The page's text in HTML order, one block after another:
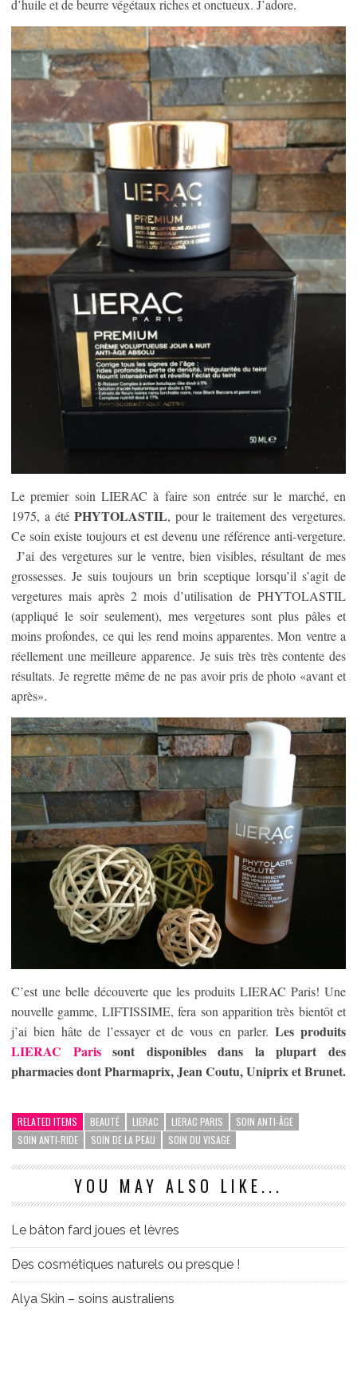
d’huile et de beurre végétaux riches et onctueux. J’adore.
Le premier soin LIERAC à faire son entrée sur le marché, en
1975, a été PHYTOLASTIL, pour le traitement des vergetures.
Ce soin existe toujours et est devenu une référence anti-vergeture.
J’ai des vergetures sur le ventre, bien visibles, résultant de mes
grossesses. Je suis toujours un brin sceptique lorsqu’il s’agit de
vergetures mais après 2 mois d’utilisation de PHYTOLASTIL
(appliqué le soir seulement), mes vergetures sont plus pâles et
moins profondes, ce qui les rend moins apparentes. Mon ventre a
réellement une meilleure apparence. Je suis très très contente des
résultats. Je regrette même de ne pas avoir pris de photo «avant et
après».
C’est une belle découverte que les produits LIERAC Paris! Une
nouvelle gamme, LIFTISSIME, fera son apparition très bientôt et
j’ai bien hâte de l’essayer et de vous en parler. Les produits
LIERAC Parissont disponibles dans la plupart des
pharmacies dont Pharmaprix, Jean Coutu, Uniprix et Brunet.
RELATED ITEMS BEAUTÉ LIERAC LIERAC PARIS
SOIN ANTI-ÂGE
SOIN ANTI-RIDE
SOIN DE LA PEAU SOIN DU VISAGE
YOU MAY ALSO LIKE...
Le bâton fard joues et lèvres
Des cosmétiques naturels ou presque !
Alya Skin – soins australiens